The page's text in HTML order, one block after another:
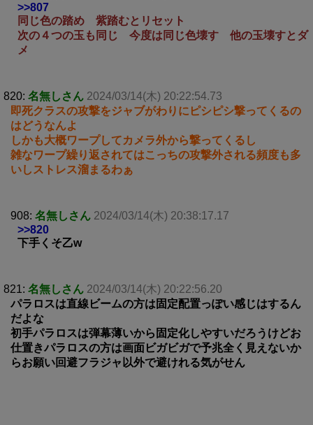
>>807
同じ色の踏め 紫踏むとリセット
次の４つの玉も同じ 今度は同じ色壊す 他の玉壊すとダ
メ
820: 名無しさん 2024/03/14(木) 20:22:54.73
即死クラスの攻撃をジャブがわりにピシピシ撃ってくるの
はどうなんよ
しかも大概ワープしてカメラ外から撃ってくるし
雑なワープ繰り返されてはこっちの攻撃外される頻度も多
いしストレス溜まるわぁ
908: 名無しさん 2024/03/14(木) 20:38:17.17
>>820
下手くそ乙w
821: 名無しさん 2024/03/14(木) 20:22:56.20
パラロスは直線ビームの方は固定配置っぽい感じはするん
だよな
初手パラロスは弾幕薄いから固定化しやすいだろうけどお
仕置きパラロスの方は画面ビガビガで予兆全く見えないか
らお願い回避フラジャ以外で避けれる気がせん